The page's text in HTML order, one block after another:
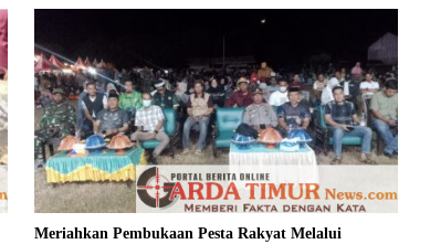
Meriahkan Pembukaan Pesta Rakyat Melalui